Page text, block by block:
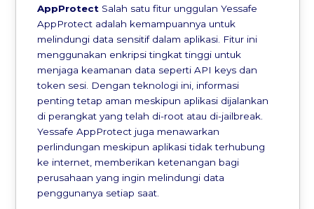
AppProtect Salah satu fitur unggulan Yessafe
AppProtect adalah kemampuannya untuk
melindungi data sensitif dalam aplikasi. Fitur ini
menggunakan enkripsi tingkat tinggi untuk
menjaga keamanan data seperti API keys dan
token sesi. Dengan teknologi ini, informasi
penting tetap aman meskipun aplikasi dijalankan
di perangkat yang telah di-root atau di-jailbreak.
Yessafe AppProtect juga menawarkan
perlindungan meskipun aplikasi tidak terhubung
ke internet, memberikan ketenangan bagi
perusahaan yang ingin melindungi data
penggunanya setiap saat.